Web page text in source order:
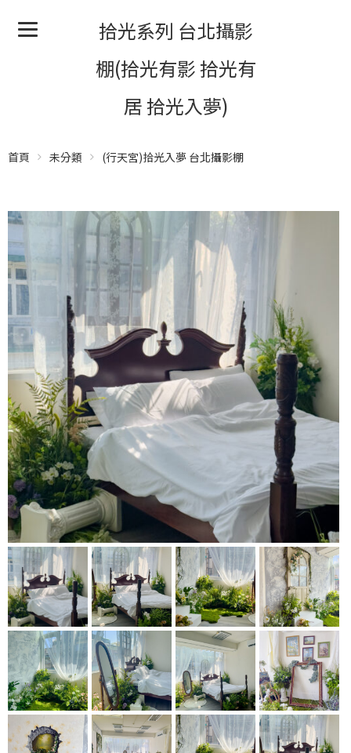
拾光系列 台北攝影
棚(拾光有影 拾光有
居 拾光入夢)
首頁 未分類 (行天宮)拾光入夢 台北攝影棚